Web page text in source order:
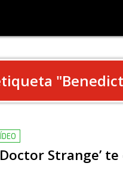
"
Strange’